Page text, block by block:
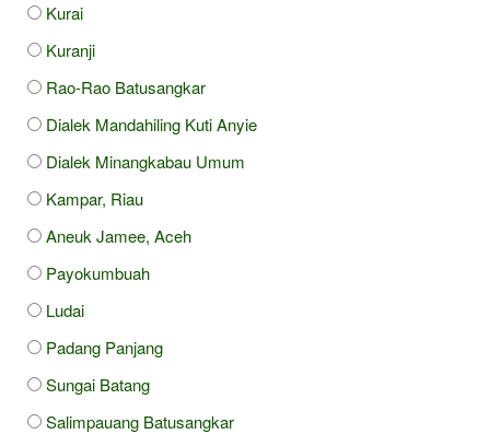
Kurai
Kuranji
Rao-Rao Batusangkar
Dialek Mandahiling Kuti Anyie
Dialek Minangkabau Umum
Kampar, Riau
Aneuk Jamee, Aceh
Payokumbuah
Ludai
Padang Panjang
Sungai Batang
Salimpauang Batusangkar